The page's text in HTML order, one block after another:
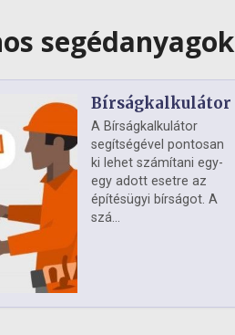
segédanyagok
Bírságkalkulátor
A Bírságkalkulátor
segítségével pontosan
ki lehet számítani egy-
egy adott esetre az
építésügyi bírságot. A
szá...